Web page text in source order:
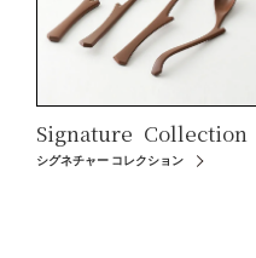
Signature Collection
シグネチャー コレクション